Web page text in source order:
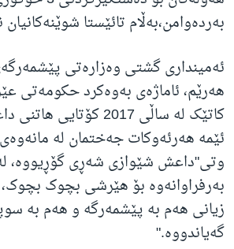
بەردەوامن،بەڵام تائێستا
ئەمینداری گشتی وەزارەتی
هەرێم، ئاماژەی بەوەکرد حکومەتی
کاتێک لە ساڵی 2017
ئێمە هەرئەوکات جەختمان لە
وتی"داعش شێوازی شەڕی گۆڕیووە،
بەرفراوانەوە بۆ هێرشی بچوک
زیانی هەم بە پێشمەرگە و هەم بە
گەیاندووە."